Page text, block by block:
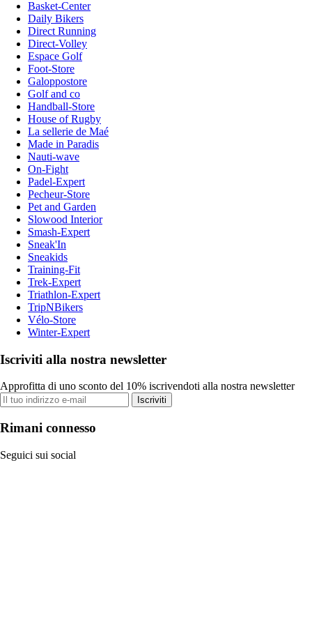
Basket-Center
Daily Bikers
Direct Running
Direct-Volley
Espace Golf
Foot-Store
Galoppostore
Golf and co
Handball-Store
House of Rugby
La sellerie de Maé
Made in Paradis
Nauti-wave
On-Fight
Padel-Expert
Pecheur-Store
Pet and Garden
Slowood Interior
Smash-Expert
Sneak'In
Sneakids
Training-Fit
Trek-Expert
Triathlon-Expert
TripNBikers
Vélo-Store
Winter-Expert
Iscriviti alla nostra newsletter
Approfitta di uno sconto del 10% iscrivendoti alla nostra newsletter
Iscriviti
Rimani connesso
Seguici sui social